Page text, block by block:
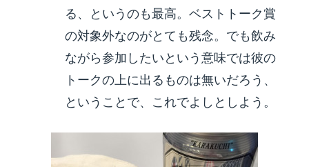
る、というのも最高。ベストトーク賞
の対象外なのがとても残念。でも飲み
ながら参加したいという意味では彼の
トークの上に出るものは無いだろう、
ということで、これでよしとしよう。